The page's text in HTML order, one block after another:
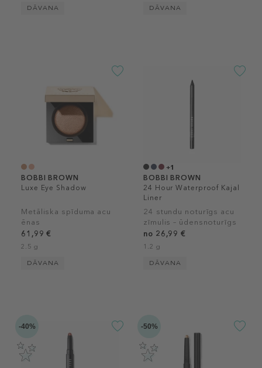
DĀVANA DĀVANA
BOBBI BROWN
Luxe Eye Shadow
Metāliska spīduma acu
ēnas
61,99 €
2.5 g
DĀVANA
+1
BOBBI BROWN
24 Hour Waterproof Kajal
Liner
24 stundu noturīgs acu
zīmulis – ūdensnoturīgs
no 26,99 €
1.2 g
DĀVANA
-40% -50%